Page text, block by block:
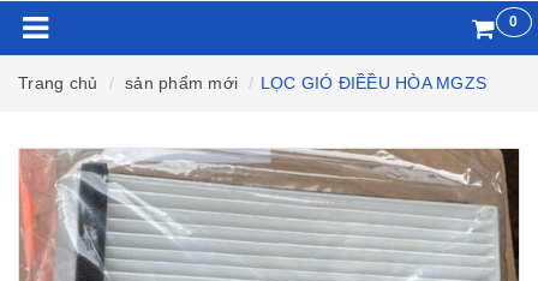
0
Trang chủ sản phẩm mới LỌC GIÓ ĐIỀỀU HÒA MGZS